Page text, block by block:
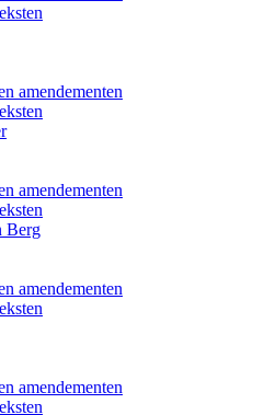
amendementen
amendementen
Berg
amendementen
amendementen